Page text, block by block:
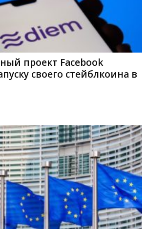
проект Facebook
своего стейблкоина в